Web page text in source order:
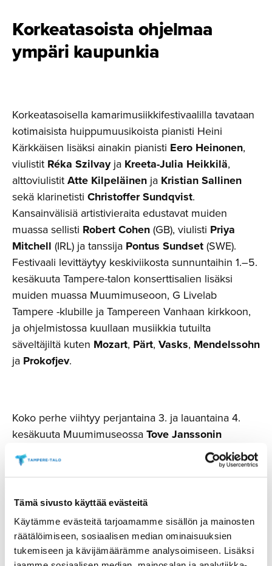
Tämä sivusto käyttää evästeitä
Käytämme evästeitä tarjoamamme sisällön ja mainosten
räätälöimiseen, sosiaalisen median ominaisuuksien
tukemiseen ja kävijämäärämme analysoimiseen. Lisäksi
Korkeata­soista ohjelmaa
ympäri kaupunkia
Korkeatasoisella kamarimusiikkifestivaalilla tavataan
kotimaisista huippumuusikoista pianisti Heini
Kärkkäisen lisäksi ainakin pianisti Eero Heinonen,
viulistit Réka Szilvayja Kreeta-Julia Heikkilä,
alttoviulistitAtte Kilpeläinen ja Kristian Sallinen
sekä klarinetisti Christoffer Sundqvist.
Kansainvälisiä artistivieraita edustavat muiden
muassa sellisti Robert Cohen(GB), viulisti Priya
Mitchell (IRL) ja tanssija Pontus Sundset(SWE).
Festivaali levittäytyy keskiviikosta sunnuntaihin 1.–5.
kesäkuuta Tampere-talon konserttisalien lisäksi
muiden muassa Muumimuseoon, G Livelab
Tampere -klubille ja Tampereen Vanhaan kirkkoon,
ja ohjelmistossa kuullaan musiikkia tutuilta
säveltäjiltä kuten Mozart, Pärt, Vasks, Mendelssohn
ja Prokofjev.
Koko perhe viihtyy perjantaina 3. ja lauantaina 4.
kesäkuuta MuumimuseossaTove Janssonin
rakastetun
kuvakirjan
ympärille rakentuvassa
muumikonsertissa, jonka
kesäkuutasatukonsertissatarjolla on uudempaa
kotimaista lastenkirjallisuutta, kun runoilija ja
näytelmäkirjailijaLaura Ruohosenilmiöksi nousseet
Yökyöpelit-tekstit kohtaavat kaikenikäiset kuulijat ja